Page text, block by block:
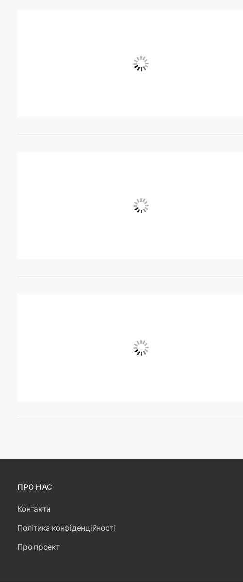
ПРО НАС
Контакти
Політика конфіденційності
Про проект